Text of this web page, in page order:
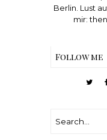
Berlin. Lust
mir:
Follow me